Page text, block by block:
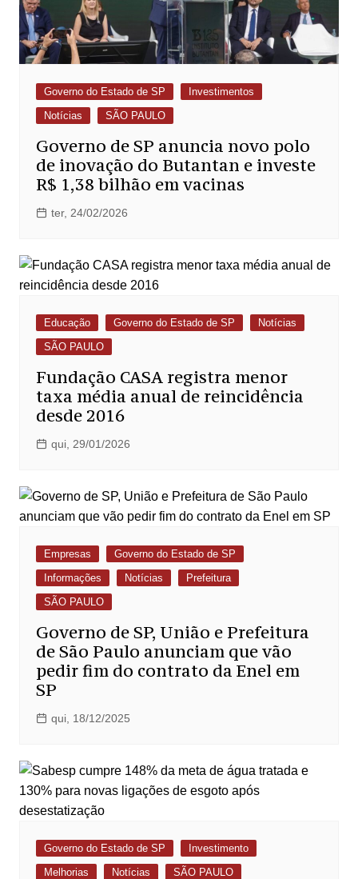
Governo do Estado de SP
Investimentos
Notícias
SÃO PAULO
Governo de SP anuncia novo polo
de inovação do Butantan e investe
R$ 1,38 bilhão em vacinas
ter, 24/02/2026
Educação Governo do Estado de SP
Notícias
SÃO PAULO
Fundação CASA registra menor
taxa média anual de reincidência
desde 2016
qui, 29/01/2026
Empresas
Governo do Estado de SP
Informações
Notícias
Prefeitura
SÃO PAULO
Governo de SP, União e Prefeitura
de São Paulo anunciam que vão
pedir fim do contrato da Enel em
SP
qui, 18/12/2025
Governo do Estado de SP
Investimento
Melhorias
Notícias SÃO PAULO